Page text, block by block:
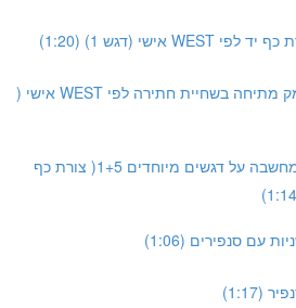
2.32- לימוד עומק מתיחה בשחיית חתירה לפי WEST אישי (
2.4 שחייה תוך מחשבה על דגשים מיוחדים 1+5( צורת כף